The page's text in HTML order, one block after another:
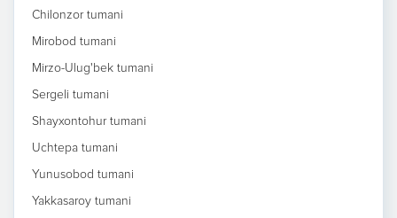
Chilonzor tumani
Mirobod tumani
Mirzo-Ulug'bek tumani
Sergeli tumani
Shayxontohur tumani
Uchtepa tumani
Yunusobod tumani
Yakkasaroy tumani